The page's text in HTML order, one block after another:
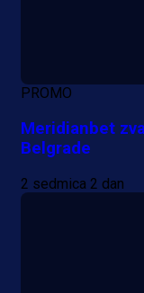
PROMO
Meridianbet
Belgrade
2 sedmica 2 dan